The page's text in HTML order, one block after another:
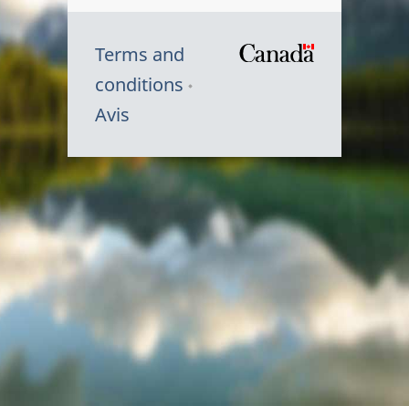
Terms and
conditions
Avis
Symbole
du